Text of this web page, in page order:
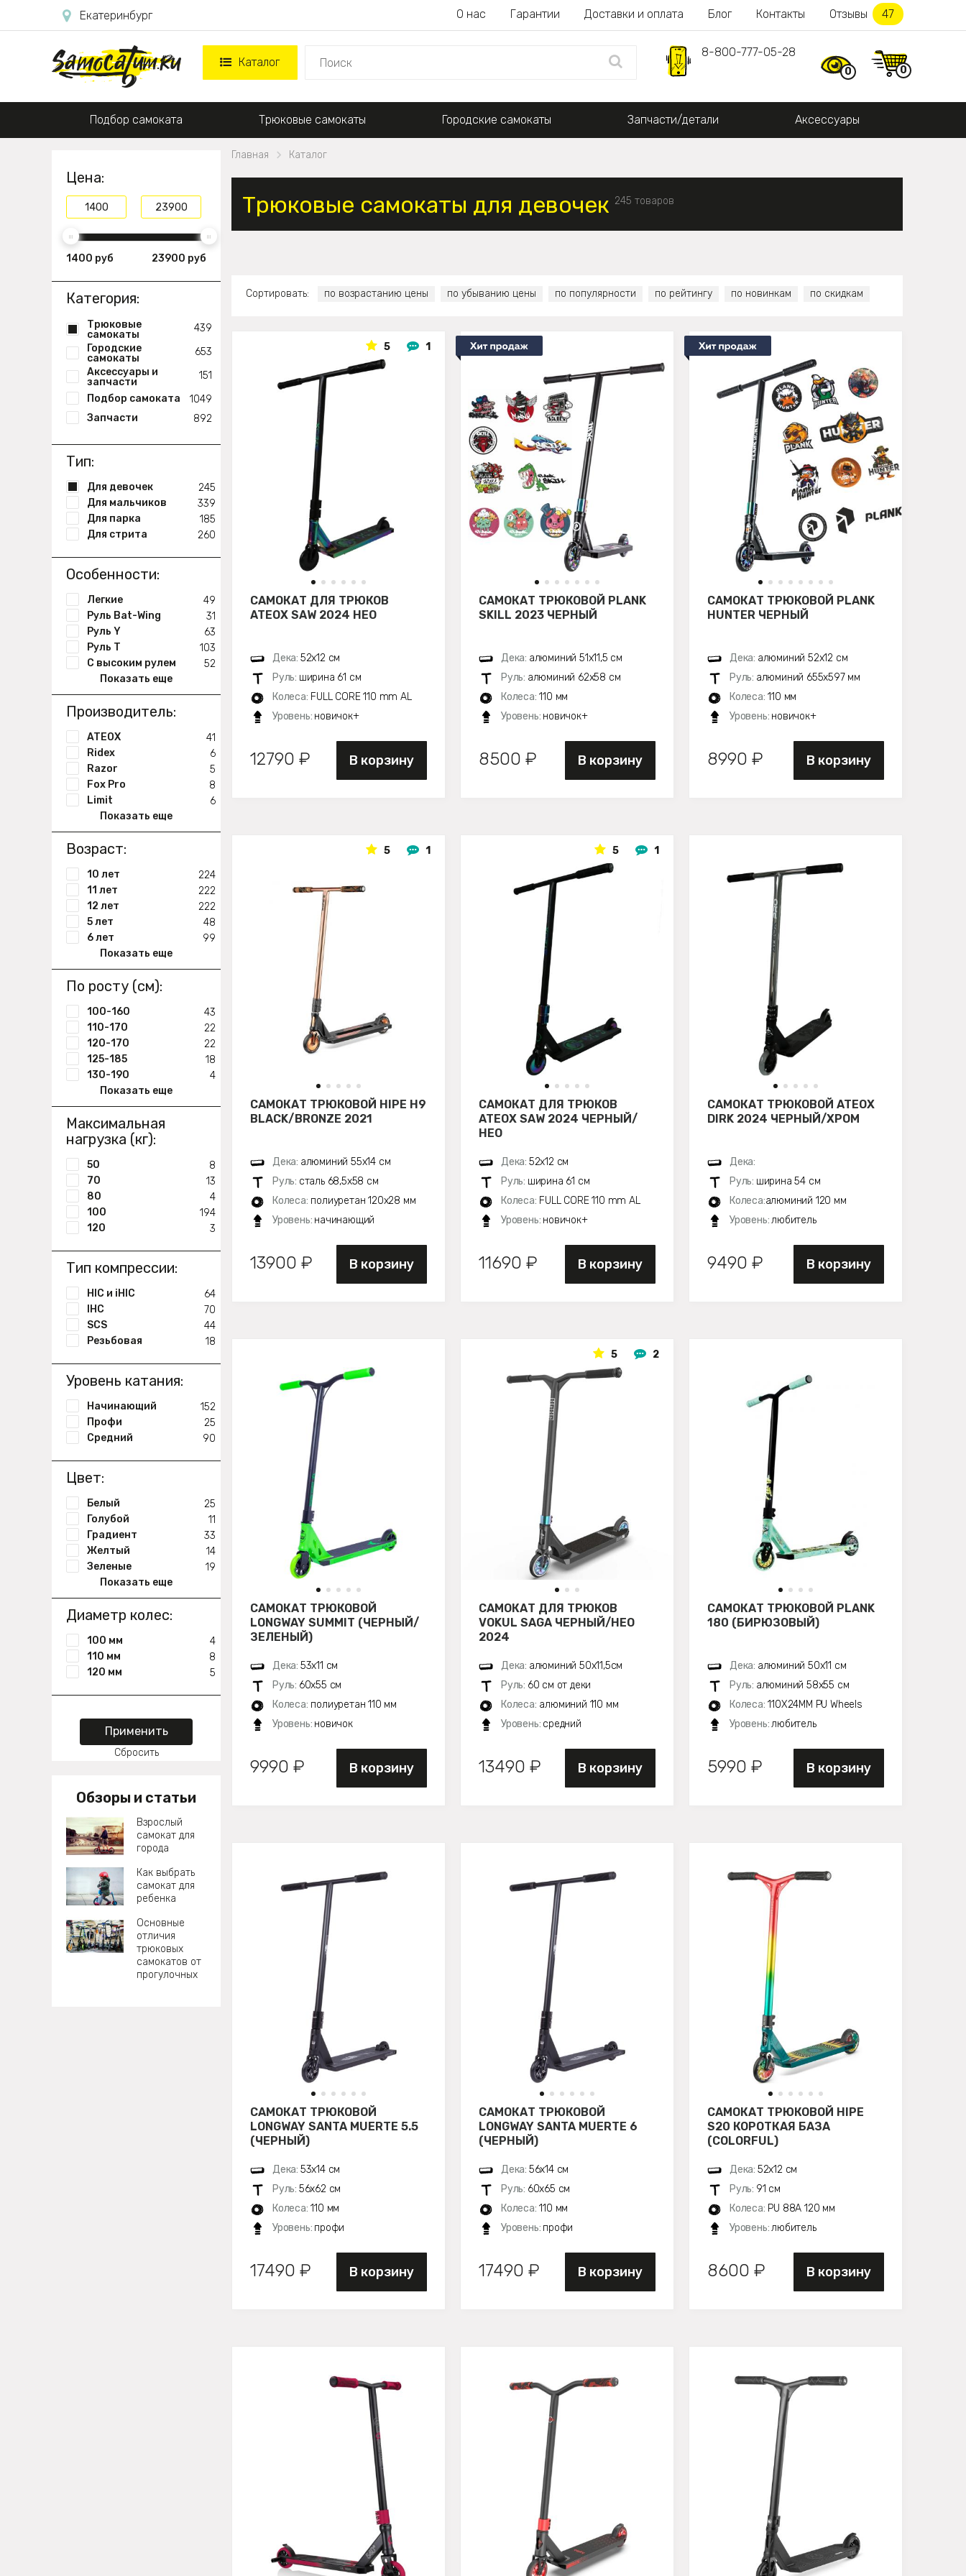
Екатеринбург О нас Гарантии Доставки и оплата Блог Контакты Отзывы 47
Каталог
8-800-777-05-28
0 0
Подбор самоката Трюковые самокаты Городские самокаты Запчасти/детали Аксессуары
Цена:
1400 руб 23900 руб
Категория:
Трюковые
самокаты
439
Городские
самокаты
653
Аксессуары и
запчасти
151
Подбор самоката
1049
Запчасти
892
Тип:
Для девочек
245
Для мальчиков
339
Для парка
185
Для стрита
260
Особенности:
Легкие
49
Руль Bat-Wing
31
Руль Y
63
Руль Т
103
С высоким рулем
52
Показать еще
Производитель:
ATEOX
41
Ridex
6
Razor
5
Fox Pro
8
Limit
6
Показать еще
Возраст:
10 лет
224
11 лет
222
12 лет
222
5 лет
48
6 лет
99
Показать еще
По росту (см):
100-160
43
110-170
22
120-170
22
125-185
18
130-190
4
Показать еще
Максимальная
нагрузка (кг):
50
8
70
13
80
4
100
194
120
3
Тип компрессии:
HIC и iHIC
64
IHC
70
SCS
44
Резьбовая
18
Уровень катания:
Начинающий
152
Профи
25
Средний
90
Цвет:
Белый
25
Голубой
11
Градиент
33
Желтый
14
Зеленые
19
Показать еще
Диаметр колес:
100 мм
4
110 мм
8
120 мм
5
Применить
Сбросить
Обзоры и статьи
Взрослый
самокат для
города
Как выбрать
самокат для
ребенка
Основные
отличия
трюковых
самокатов от
прогулочных
Главная Каталог
Трюковые самокаты для девочек 245 товаров
Сортировать: по возрастанию цены по убыванию цены по популярности по рейтингу по новинкам по скидкам
5 1
САМОКАТ ДЛЯ ТРЮКОВ
ATEOX SAW 2024 НЕО
Дека: 52х12 см
Руль: ширина 61 см
Колеса: FULL CORE 110 mm AL
Уровень: новичок+
12790 ₽ В корзину
САМОКАТ ТРЮКОВОЙ PLANK
SKILL 2023 ЧЕРНЫЙ
Дека: алюминий 51х11,5 см
Руль: алюминий 62х58 см
Колеса: 110 мм
Уровень: новичок+
8500 ₽ В корзину
САМОКАТ ТРЮКОВОЙ PLANK
HUNTER ЧЕРНЫЙ
Дека: алюминий 52х12 см
Руль: алюминий 655х597 мм
Колеса: 110 мм
Уровень: новичок+
8990 ₽ В корзину
5 1
САМОКАТ ТРЮКОВОЙ HIPE H9
BLACK/BRONZE 2021
Дека: алюминий 55х14 см
Руль: сталь 68,5х58 см
Колеса: полиуретан 120x28 мм
Уровень: начинающий
13900 ₽ В корзину
5 1
САМОКАТ ДЛЯ ТРЮКОВ
ATEOX SAW 2024 ЧЕРНЫЙ/
НЕО
Дека: 52х12 см
Руль: ширина 61 см
Колеса: FULL CORE 110 mm AL
Уровень: новичок+
11690 ₽ В корзину
САМОКАТ ТРЮКОВОЙ ATEOX
DIRK 2024 ЧЕРНЫЙ/ХРОМ
Дека:
Руль: ширина 54 см
Колеса:алюминий 120 мм
Уровень:любитель
9490 ₽ В корзину
САМОКАТ ТРЮКОВОЙ
LONGWAY SUMMIT (ЧЕРНЫЙ/
ЗЕЛЕНЫЙ)
Дека: 53х11 см
Руль: 60х55 см
Колеса: полиуретан 110 мм
Уровень: новичок
9990 ₽ В корзину
5 2
САМОКАТ ДЛЯ ТРЮКОВ
VOKUL SAGA ЧЕРНЫЙ/НЕО
2024
Дека: алюминий 50х11,5см
Руль: 60 см от деки
Колеса: алюминий 110 мм
Уровень: средний
13490 ₽ В корзину
САМОКАТ ТРЮКОВОЙ PLANK
180 (БИРЮЗОВЫЙ)
Дека: алюминий 50х11 см
Руль: алюминий 58х55 см
Колеса: 110X24MM PU Wheels
Уровень:любитель
5990 ₽ В корзину
САМОКАТ ТРЮКОВОЙ
LONGWAY SANTA MUERTE 5.5
(ЧЕРНЫЙ)
Дека: 53х14 см
Руль: 56х62 см
Колеса: 110 мм
Уровень: профи
17490 ₽ В корзину
САМОКАТ ТРЮКОВОЙ
LONGWAY SANTA MUERTE 6
(ЧЕРНЫЙ)
Дека: 56х14 см
Руль: 60х65 см
Колеса: 110 мм
Уровень: профи
17490 ₽ В корзину
САМОКАТ ТРЮКОВОЙ HIPE
S20 КОРОТКАЯ БАЗА
(COLORFUL)
Дека: 52х12 см
Руль: 91 см
Колеса: PU 88A 120 мм
Уровень:любитель
8600 ₽ В корзину